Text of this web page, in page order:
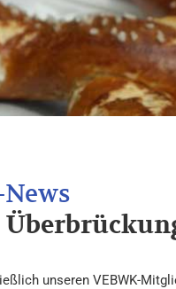
unseren VEBWK-